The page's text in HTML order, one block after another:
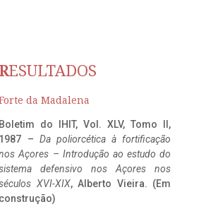
da Madalena
Boletim do IHIT, Vol. XLV, Tomo II,
1987 – Da poliorcética à fortificação
Açores – Introdução ao estudo do
defensivo nos Açores nos
XVI-XIX, Alberto Vieira. (Em
construção)